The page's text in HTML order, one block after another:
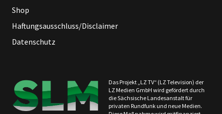
Shop
Haftungsausschluss/Disclaimer
Datenschutz
Das Projekt „LZ TV“ (LZ Television) der
LZ Medien GmbH wird gefördert durch
die Sächsische Landesanstalt für
privaten Rundfunk und neue Medien.